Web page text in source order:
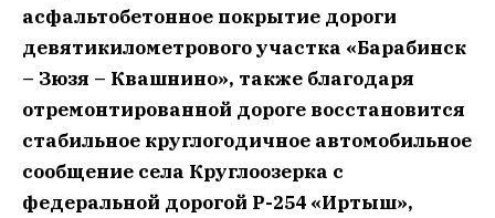
асфальтобетонное покрытие дороги
девятикилометрового участка «Барабинск
– Зюзя – Квашнино», также благодаря
отремонтированной дороге восстановится
стабильное круглогодичное автомобильное
сообщение села Круглоозерка с
федеральной дорогой Р-254 «Иртыш»,